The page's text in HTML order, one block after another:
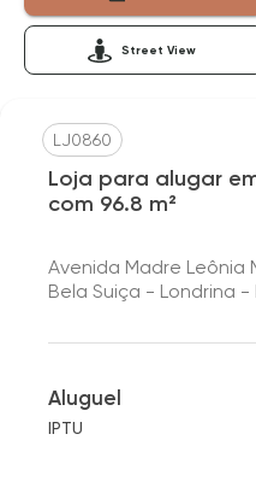
Street View
LJ0860
Loja para alugar
com 96.8 m²
Avenida Madre Leônia
Bela Suiça - Londrina -
Aluguel
IPTU